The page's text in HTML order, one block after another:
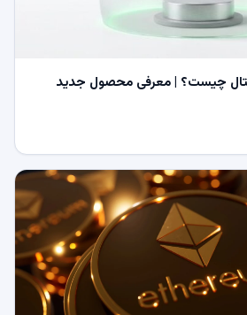
چیست؟ | معرفی محصول جدید